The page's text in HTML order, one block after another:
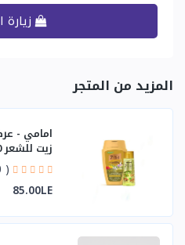
زيارة المتجر
المزيد من المتجر
زيت للشعر 50مل )
( 0 )
85.00LE